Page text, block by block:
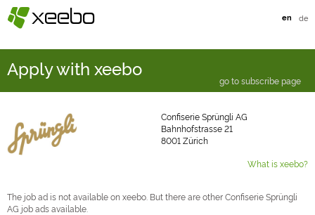
§xeebo en de
Apply with xeebo
go to subscribe page
Confiserie Sprüngli AG
Bahnhofstrasse 21
8001 Zürich
What is xeebo?
The job ad is not available on xeebo. But there are other Confiserie Sprüngli
AG job ads available.